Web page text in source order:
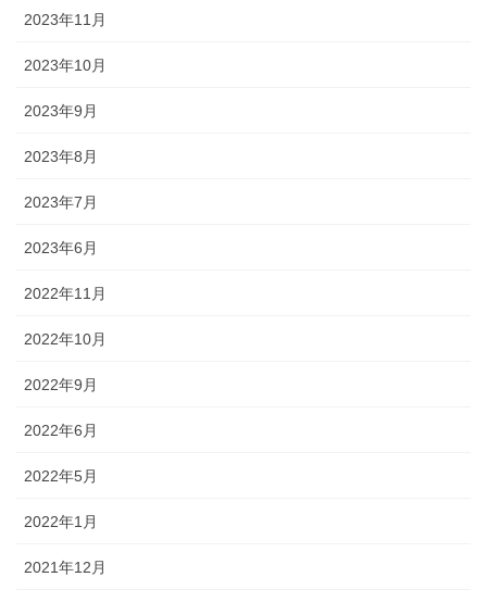
2023年11月
2023年10月
2023年9月
2023年8月
2023年7月
2023年6月
2022年11月
2022年10月
2022年9月
2022年6月
2022年5月
2022年1月
2021年12月